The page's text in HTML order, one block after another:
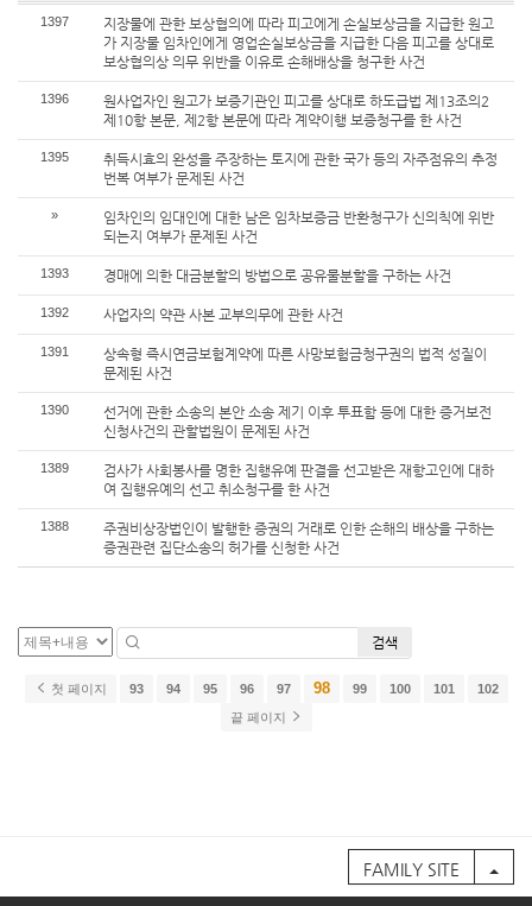
1397
지장물에 관한 보상협의에 따라 피고에게 손실보상금을 지급한 원고
가 지장물 임차인에게 영업손실보상금을 지급한 다음 피고를 상대로
보상협의상 의무 위반을 이유로 손해배상을 청구한 사건
1396
원사업자인 원고가 보증기관인 피고를 상대로 하도급법 제13조의2
제10항 본문, 제2항 본문에 따라 계약이행 보증청구를 한 사건
1395
취득시효의 완성을 주장하는 토지에 관한 국가 등의 자주점유의 추정
번복 여부가 문제된 사건
»
임차인의 임대인에 대한 남은 임차보증금 반환청구가 신의칙에 위반
되는지 여부가 문제된 사건
1393 경매에 의한 대금분할의 방법으로 공유물분할을 구하는 사건
1392 사업자의 약관 사본 교부의무에 관한 사건
1391
상속형 즉시연금보험계약에 따른 사망보험금청구권의 법적 성질이
문제된 사건
1390
선거에 관한 소송의 본안 소송 제기 이후 투표함 등에 대한 증거보전
신청사건의 관할법원이 문제된 사건
1389
검사가 사회봉사를 명한 집행유예 판결을 선고받은 재항고인에 대하
여 집행유예의 선고 취소청구를 한 사건
1388
주권비상장법인이 발행한 증권의 거래로 인한 손해의 배상을 구하는
증권관련 집단소송의 허가를 신청한 사건
검색
첫 페이지 93 94 95 96 97 98 99 100 101
102
끝 페이지
FAMILY SITE